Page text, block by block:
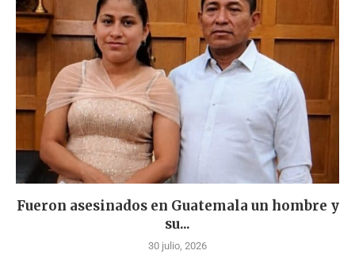
Fueron asesinados en Guatemala un hombre y
su...
30 julio, 2026